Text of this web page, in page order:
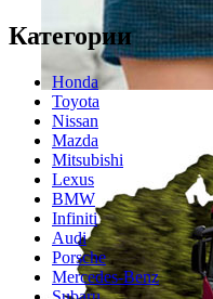
Категории
Honda
Toyota
Nissan
Mazda
Mitsubishi
Lexus
BMW
Infiniti
Audi
Porsche
Mercedes-Benz